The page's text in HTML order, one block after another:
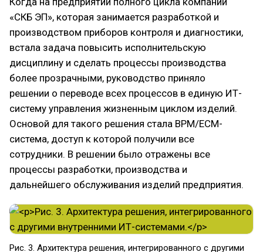
«СКБ ЭП», которая занимается разработкой и
производством приборов контроля и диагностики,
встала задача повысить исполнительскую
дисциплину и сделать процессы производства
более прозрачными, руководство приняло
решении о переводе всех процессов в единую ИТ-
систему управления жизненным циклом изделий.
Основой для такого решения стала BPM/ECM-
система, доступ к которой получили все
сотрудники. В решении было отражены все
процессы разработки, производства и
дальнейшего обслуживания изделий предприятия.
Рис. 3. Архитектура решения, интегрированного с другими